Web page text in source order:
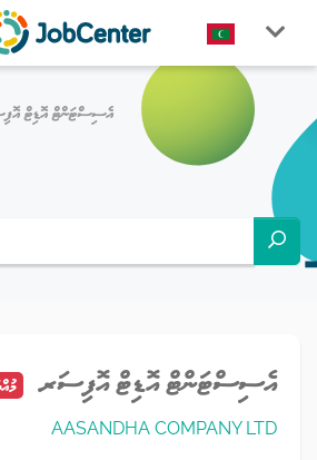
އެސިސްޓަންޓް އޮޑިޓް
އެސިސްޓަންޓް އޮޑިޓް އޮފިސަރ
AASANDHA COMPANY LTD